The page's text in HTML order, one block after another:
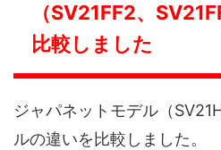
（SV21FF2、
比較しました
ジャパネットモデル（
ルの違いを比較しました。